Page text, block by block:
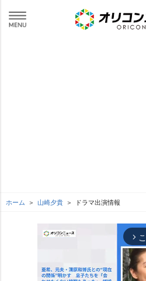
ホーム 山崎夕貴 ドラマ出演情報
arrow_forward_ios